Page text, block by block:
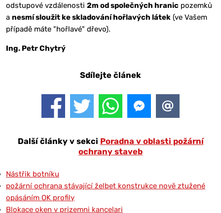
odstupové vzdálenosti 2m od společných hranicpozemků
a nesmí sloužit ke skladování hořlavých látek(ve Vašem
případě máte "hořlavé" dřevo).
Ing. Petr Chytrý
Sdílejte článek
Další články v sekci Poradna v oblasti požární
ochrany staveb
Nástřik botníku
požární ochrana stávající želbet konstrukce nově ztužené
opásáním OK profily
Blokace oken v prizemni kancelari